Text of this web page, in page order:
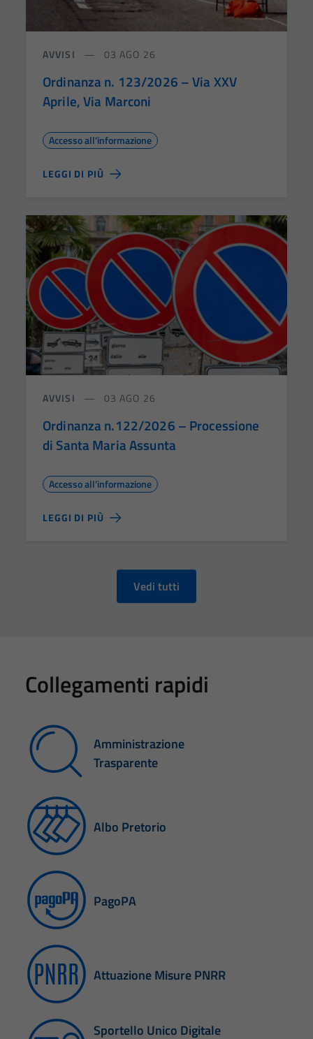
AVVISI 03 AGO 26
Ordinanza n. 123/2026 – Via XXV
Aprile, Via Marconi
Accesso all'informazione
LEGGI DI PIÙ
AVVISI 03 AGO 26
Ordinanza n.122/2026 – Processione
di Santa Maria Assunta
Accesso all'informazione
LEGGI DI PIÙ
Vedi tutti
Collegamenti rapidi
Amministrazione
Trasparente
Albo Pretorio
PagoPA
Attuazione Misure PNRR
Sportello Unico Digitale